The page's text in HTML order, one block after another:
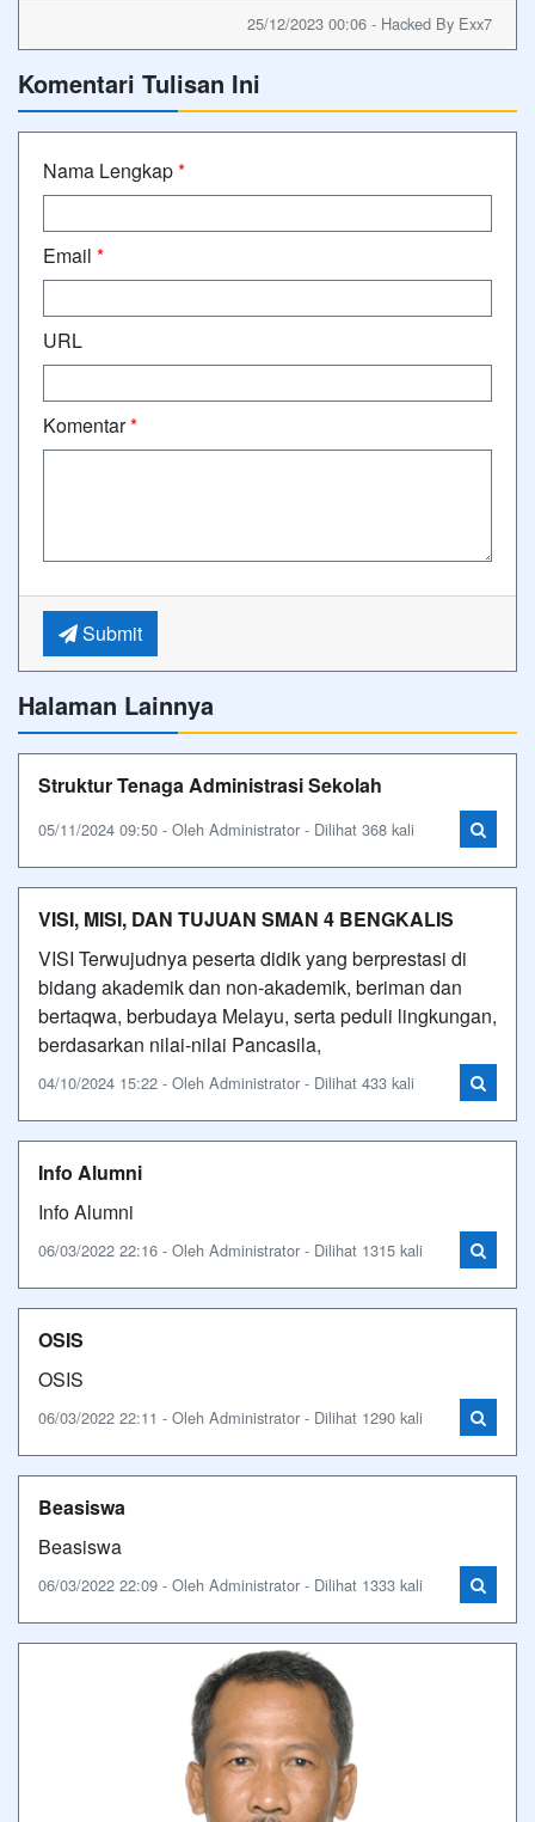
25/12/2023 00:06 - Hacked By Exx7
Komentari Tulisan Ini
Nama Lengkap*
Email *
URL
Komentar*
Submit
Halaman Lainnya
Struktur Tenaga Administrasi Sekolah
05/11/2024 09:50 - Oleh Administrator - Dilihat 368 kali
VISI, MISI, DAN TUJUAN SMAN 4 BENGKALIS
VISI Terwujudnya peserta didik yang berprestasi di
bidang akademik dan non-akademik, beriman dan
bertaqwa, berbudaya Melayu, serta peduli lingkungan,
berdasarkan nilai-nilai Pancasila,
04/10/2024 15:22 - Oleh Administrator - Dilihat 433 kali
Info Alumni
Info Alumni
06/03/2022 22:16 - Oleh Administrator - Dilihat 1315 kali
OSIS
OSIS
06/03/2022 22:11 - Oleh Administrator - Dilihat 1290 kali
Beasiswa
Beasiswa
06/03/2022 22:09 - Oleh Administrator - Dilihat 1333 kali